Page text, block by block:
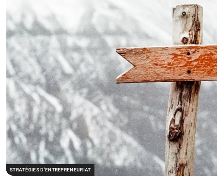
STRATÉGIES D'ENTREPRENEURIAT